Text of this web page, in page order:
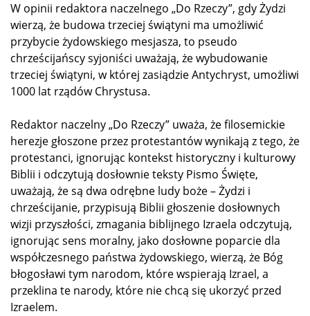
W opinii redaktora naczelnego „Do Rzeczy”, gdy Żydzi
wierzą, że budowa trzeciej świątyni ma umożliwić
przybycie żydowskiego mesjasza, to pseudo
chrześcijańscy syjoniści uważają, że wybudowanie
trzeciej świątyni, w której zasiądzie Antychryst, umożliwi
1000 lat rządów Chrystusa.
Redaktor naczelny „Do Rzeczy” uważa, że filosemickie
herezje głoszone przez protestantów wynikają z tego, że
protestanci, ignorując kontekst historyczny i kulturowy
Biblii i odczytują dosłownie teksty Pismo Święte,
uważają, że są dwa odrębne ludy boże – Żydzi i
chrześcijanie, przypisują Biblii głoszenie dosłownych
wizji przyszłości, zmagania biblijnego Izraela odczytują,
ignorując sens moralny, jako dosłowne poparcie dla
współczesnego państwa żydowskiego, wierzą, że Bóg
błogosławi tym narodom, które wspierają Izrael, a
przeklina te narody, które nie chcą się ukorzyć przed
Izraelem.